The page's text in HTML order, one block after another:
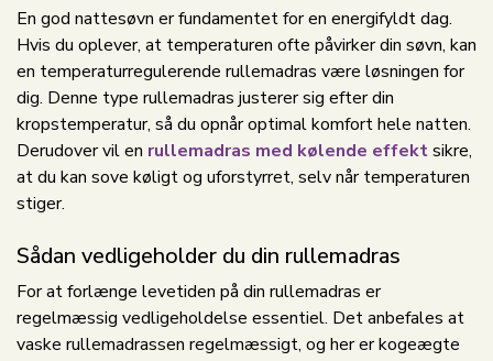
En god nattesøvn er fundamentet for en energifyldt dag.
Hvis du oplever, at temperaturen ofte påvirker din søvn, kan
en temperaturregulerende rullemadras være løsningen for
dig. Denne type rullemadras justerer sig efter din
kropstemperatur, så du opnår optimal komfort hele natten.
Derudover vil en rullemadras med kølende effektsikre,
at du kan sove køligt og uforstyrret, selv når temperaturen
stiger.
Sådan vedligeholder du din rullemadras
For at forlænge levetiden på din rullemadras er
regelmæssig vedligeholdelse essentiel. Det anbefales at
vaske rullemadrassen regelmæssigt, og her er kogeægte